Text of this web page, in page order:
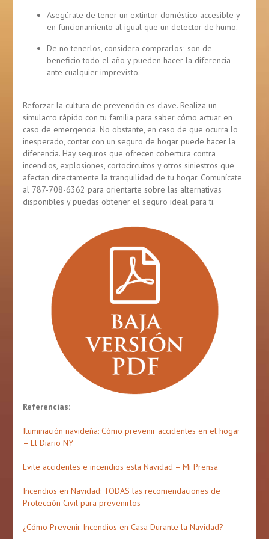
Asegúrate de tener un extintor doméstico accesible y
en funcionamiento al igual que un detector de humo.
De no tenerlos, considera comprarlos; son de
beneficio todo el año y pueden hacer la diferencia
ante cualquier imprevisto.
Reforzar la cultura de prevención es clave. Realiza un
simulacro rápido con tu familia para saber cómo actuar en
caso de emergencia. No obstante, en caso de que ocurra lo
inesperado, contar con un seguro de hogar puede hacer la
diferencia. Hay seguros que ofrecen cobertura contra
incendios, explosiones, cortocircuitos y otros siniestros que
afectan directamente la tranquilidad de tu hogar. Comunícate
al 787-708-6362 para orientarte sobre las alternativas
disponibles y puedas obtener el seguro ideal para ti.
Referencias:
Iluminación navideña: Cómo prevenir accidentes en el hogar
– El Diario NY
Evite accidentes e incendios esta Navidad – Mi Prensa
Incendios en Navidad: TODAS las recomendaciones de
Protección Civil para prevenirlos
¿Cómo Prevenir Incendios en Casa Durante la Navidad?